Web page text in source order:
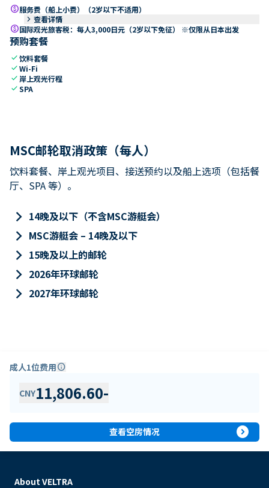
paid服务费（船上小费）（2岁以下不适用）
keyboard_arrow_right 查看详情
paid国际观光旅客税：每人3,000日元（2岁以下免征） ※仅限从日本出发
预购套餐
check饮料套餐
checkWi-Fi
check 岸上观光行程
checkSPA
MSC邮轮取消政策（每人）
饮料套餐、岸上观光项目、接送预约以及船上选项（包括餐
厅、SPA 等）。
keyboard_arrow_right 14晚及以下（不含MSC游艇会）
keyboard_arrow_right MSC游艇会 – 14晚及以下
keyboard_arrow_right 15晚及以上的邮轮
keyboard_arrow_right 2026年环球邮轮
keyboard_arrow_right 2027年环球邮轮
成人1位费用info
CNY11,806.60-
查看空房情况 expand_circle_right
About VELTRA